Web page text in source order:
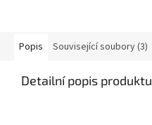
Popis Související soubory (3)
Detailní popis produktu